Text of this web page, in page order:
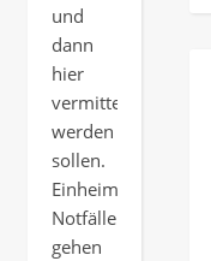
und
dann
hier
vermittelt
werden
sollen.
Einheimische
Notfälle
gehen